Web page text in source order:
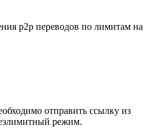
р2р переводов по лимитам на
отправить ссылку из
режим.